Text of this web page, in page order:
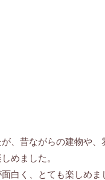
、昔ながらの建物や、
めました。
白く、とても楽しめま